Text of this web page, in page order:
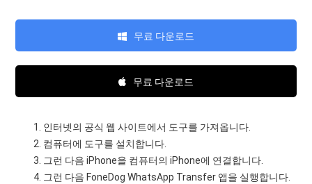
무료 다운로드
무료 다운로드
인터넷의 공식 웹 사이트에서 도구를 가져옵니다.
컴퓨터에 도구를 설치합니다.
그런 다음 iPhone을 컴퓨터의 iPhone에 연결합니다.
그런 다음 FoneDog WhatsApp Transfer 앱을 실행합니다.